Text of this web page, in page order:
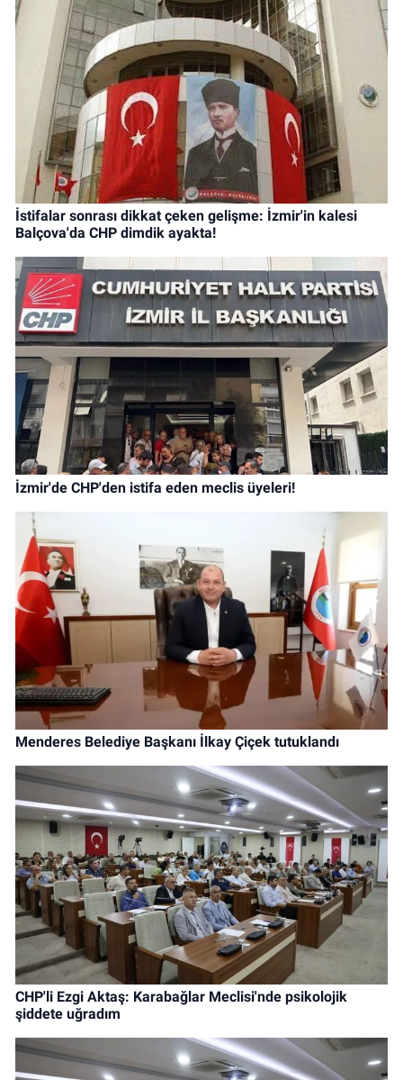
İstifalar sonrası dikkat çeken gelişme: İzmir'in kalesi
Balçova'da CHP dimdik ayakta!
İzmir'de CHP'den istifa eden meclis üyeleri!
Menderes Belediye Başkanı İlkay Çiçek tutuklandı
CHP'li Ezgi Aktaş: Karabağlar Meclisi'nde psikolojik
şiddete uğradım